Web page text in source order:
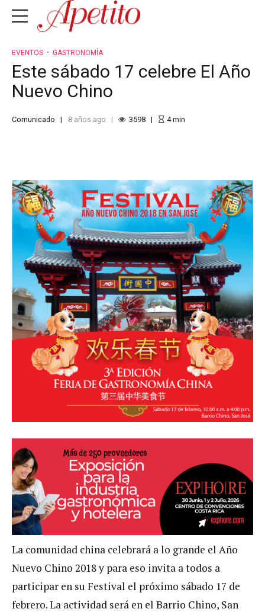
EVENTOS GASTRONOMÍA
Este sábado 17 celebre El Año
Nuevo Chino
Comunicado 8 años ago 3598 4min
La comunidad china celebrará a lo grande el Año
Nuevo Chino 2018 y para eso invita a todos a
participar en su Festival el próximo sábado 17 de
febrero. La actividad será en el Barrio Chino, San